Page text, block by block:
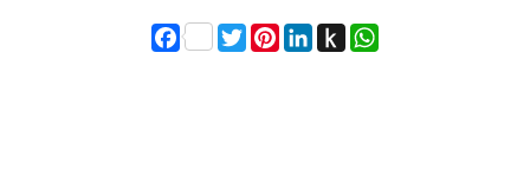
Facebook
Twitter
Pinterest
LinkedIn
Push
to
WhatsApp